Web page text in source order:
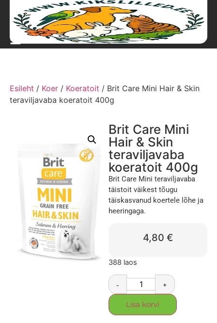
Esileht / Koer / Koeratoit / Brit Care Mini Hair & Skin
teraviljavaba koeratoit 400g
Brit Care Mini
Hair & Skin
teraviljavaba
koeratoit 400g
Brit Care Mini teraviljavaba
täistoit väikest tõugu
täiskasvanud koertele lõhe ja
heeringaga.
4,80 €
388 laos
- +
Lisa korvi